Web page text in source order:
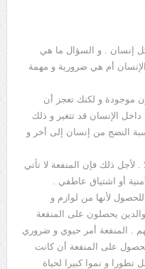
إنسان . و السؤال ما هي
أم هي ضرورية و مهمة
موجودة و لكنك تعجز أن
الإنسان قد تتغير و ذلك
النضج من إنسان إلى أخر و
لأجل ذلك فإن المنفعة لا تأتي
أو اشتياق عاطفي .
لأنها من لوازم و
يحصلون على المنفعة
. المنفعة أمر حيوي و ضروري
على المنفعة أن كانت
تطورا و نموا كبيرا لحياة